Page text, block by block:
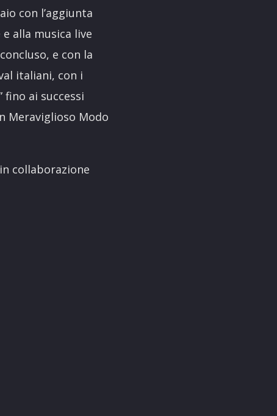
con l’aggiunta
alla musica live
e con la
italiani, con i
ai successi
Meraviglioso Modo
in collaborazione